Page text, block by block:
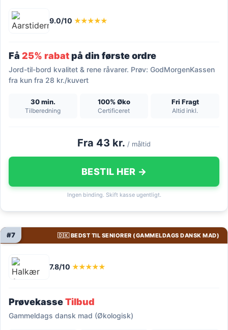
9.0/10 ★★★★★
Få 25% rabatpå din første ordre
Jord-til-bord kvalitet & rene råvarer. Prøv: GodMorgenKassen
fra kun fra 28 kr./kuvert
30 min.
Tilberedning
100% Øko
Certificeret
Fri Fragt
Altid inkl.
Fra 43 kr. / måltid
BESTIL HER →
Ingen binding. Skift kasse ugentligt.
🇩🇰 BEDST TIL SENIORER (GAMMELDAGS DANSK MAD)
#7
7.8/10 ★★★★★
PrøvekasseTilbud
Gammeldags dansk mad (Økologisk)